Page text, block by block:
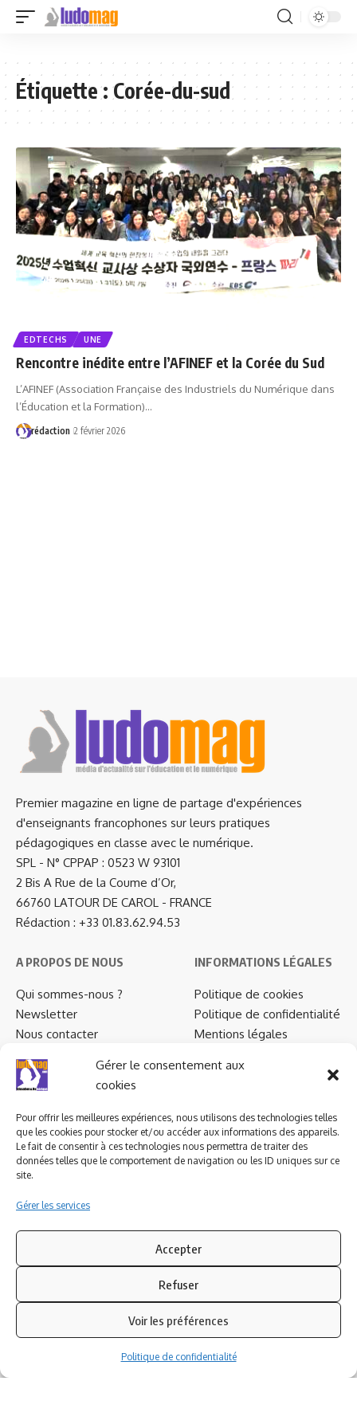
Gérer le consentement aux
cookies
Pour offrir les meilleures expériences, nous utilisons des technologies telles
que les cookies pour stocker et/ou accéder aux informations des appareils.
Le fait de consentir à ces technologies nous permettra de traiter des
données telles que le comportement de navigation ou les ID uniques sur ce
site.
Gérer les services
Accepter
Refuser
Voir les préférences
Politique de confidentialité
Étiquette :Corée-du-sud
EDTECHS UNE
Rencontre inédite entre l’AFINEF et la Corée du Sud
L’AFINEF (Association Française des Industriels du Numérique dans
l’Éducation et la Formation)…
rédaction 2 février 2026
Premier magazine en ligne de partage d'expériences
d'enseignants francophones sur leurs pratiques
pédagogiques en classe avec le numérique.
SPL - N° CPPAP : 0523 W 93101
2 Bis A Rue de la Coume d’Or,
66760 LATOUR DE CAROL - FRANCE
Rédaction : +33 01.83.62.94.53
A PROPOS DE NOUS
Qui sommes-nous ?
Newsletter
Nous contacter
Ludomag "Le Club"
INFORMATIONS LÉGALES
Politique de cookies
Politique de confidentialité
Mentions légales
LIENS UTILES
ludoviales
PARTENAIRES